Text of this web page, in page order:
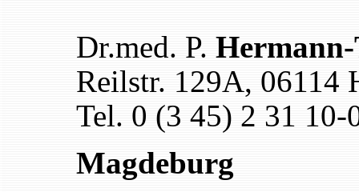
Dr.med. P.
Reilstr. 129A, 06114
Tel. 0 (3 45) 2 31
Magdeburg